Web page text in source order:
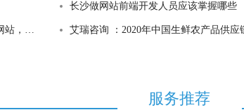
长沙做网站前端开发人员应该掌握哪些
网站 艾瑞咨询 ：2020年中国生鲜农产品供应
服务推荐